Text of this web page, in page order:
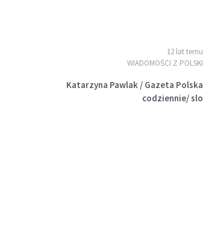
12 lat temu
WIADOMOŚCI Z POLSKI
Katarzyna Pawlak / Gazeta Polska
codziennie/ slo